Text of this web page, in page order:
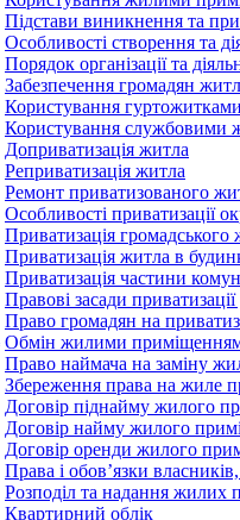
Підстави виникнення та
Особливості створення та
Порядок організації та
Забезпечення громадян
Користування
Користування
Доприватизація житла
Реприватизація житла
Ремонт приватизованого
Особливості приватизації
Приватизація
Приватизація житла в
Приватизація частини
Правові засади
Право громадян на
Обмін жилими
Право наймача на заміну
Збереження права на жиле
Договір піднайму жилого
Договір найму жилого
Договір оренди жилого
Права і обов’язки
Розподіл та надання жилих
Квартирний облік